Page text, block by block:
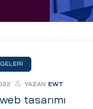
tasarımı
YAZAN EWT